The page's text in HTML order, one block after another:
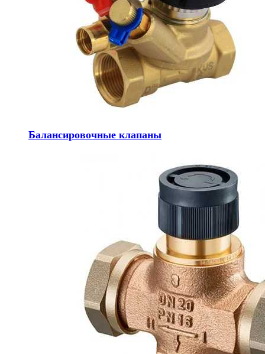
Балансировочные клапаны